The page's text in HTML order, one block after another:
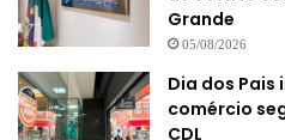
Grande
05/08/2026
Dia dos
comércio
CDL